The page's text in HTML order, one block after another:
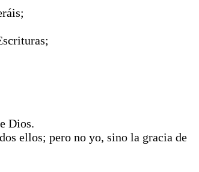
Dios.
ellos; pero no yo, sino la gracia de